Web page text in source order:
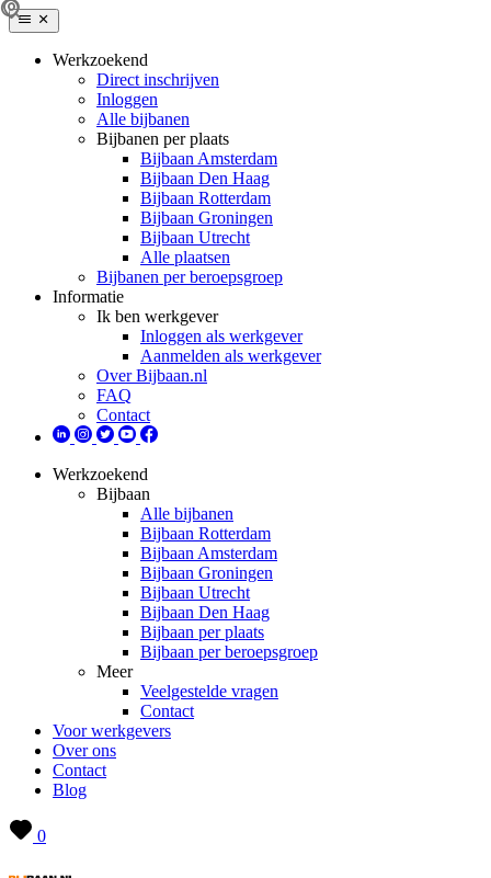
Werkzoekend
Direct inschrijven
Inloggen
Alle bijbanen
Bijbanen per plaats
Bijbaan Amsterdam
Bijbaan Den Haag
Bijbaan Rotterdam
Bijbaan Groningen
Bijbaan Utrecht
Alle plaatsen
Bijbanen per beroepsgroep
Informatie
Ik ben werkgever
Inloggen als werkgever
Aanmelden als werkgever
Over Bijbaan.nl
FAQ
Contact
Werkzoekend
Bijbaan
Alle bijbanen
Bijbaan Rotterdam
Bijbaan Amsterdam
Bijbaan Groningen
Bijbaan Utrecht
Bijbaan Den Haag
Bijbaan per plaats
Bijbaan per beroepsgroep
Meer
Veelgestelde vragen
Contact
Voor werkgevers
Over ons
Contact
Blog
0